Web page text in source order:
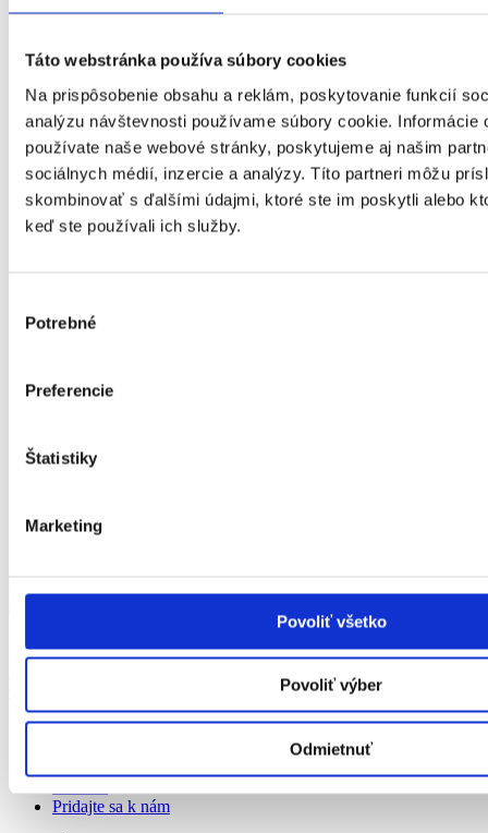
Táto webstránka používa súbory cookies
Na prispôsobenie obsahu a reklám, poskytovanie funkcií
analýzu návštevnosti používame súbory cookie. Informácie
používate naše webové stránky, poskytujeme aj našim
sociálnych médií, inzercie a analýzy. Títo partneri môžu
skombinovať s ďalšími údajmi, ktoré ste im poskytli alebo
keď ste používali ich služby.
súhlasu
Potrebné
Preferencie
Štatistiky
Marketing
Povoliť všetko
Povoliť výber
Odmietnuť
Nastavenia cookies
Navigácia
Pridajte sa k nám